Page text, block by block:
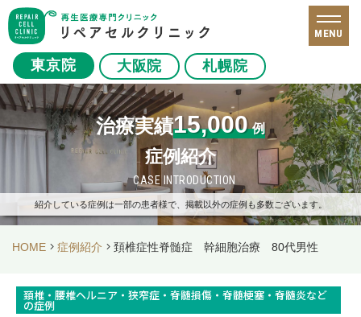
東京院 大阪院 札幌院
MENU
治療実績15,000 例
症例紹介
CASE INTRODUCTION
紹介している症例は一部の患者様で、掲載以外の症例も多数ございます。
HOME 症例紹介 頚椎症性脊髄症 幹細胞治療 80代男性
頚椎・腰椎ヘルニア・狭窄症・脊髄損傷・脊髄梗塞・脊髄炎など
の症例